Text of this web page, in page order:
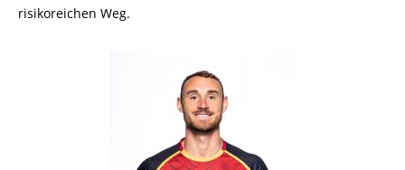
risikoreichen Weg.